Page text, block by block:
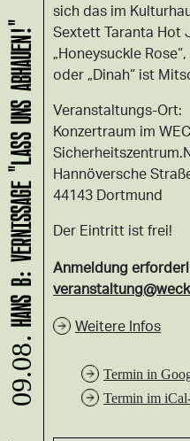
sich das im
Sextett Taranta Hot
„Honeysuckle
oder „Dinah“ ist
Veranstaltungs-Ort:
Konzertraum im
Hannöversche
44143 Dortmund
Der Eintritt ist frei!
Anmeldung
Weitere Infos
Termin in
Termin im
09.08.
HANS B: VERNISSAGE "LASS UNS ABHAUEN!"